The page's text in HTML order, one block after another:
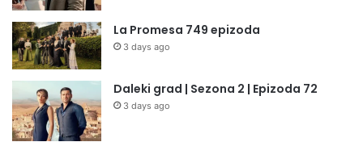
La Promesa 749 epizoda
3 days ago
Daleki grad | Sezona 2 | Epizoda 72
3 days ago